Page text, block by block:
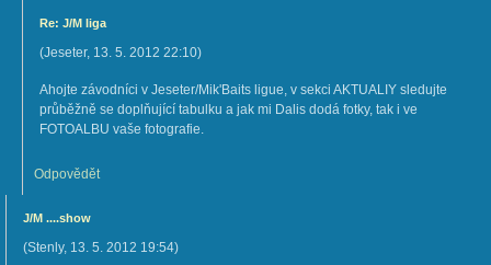
Re: J/M liga
(Jeseter, 13. 5. 2012 22:10)
Ahojte závodníci v Jeseter/Mik'Baits ligue, v sekci AKTUALIY sledujte
průběžně se doplňující tabulku a jak mi Dalis dodá fotky, tak i ve
FOTOALBU vaše fotografie.
Odpovědět
J/M ....show
(Stenly, 13. 5. 2012 19:54)